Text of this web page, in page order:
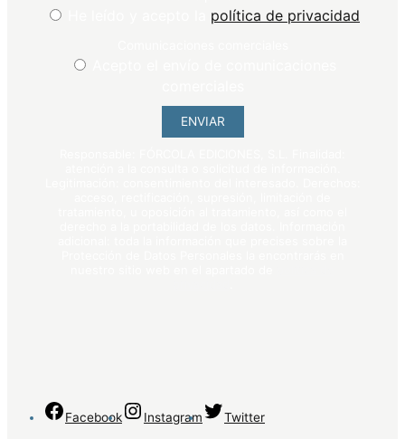
política de privacidad
ENVIAR
Facebook Instagram Twitter